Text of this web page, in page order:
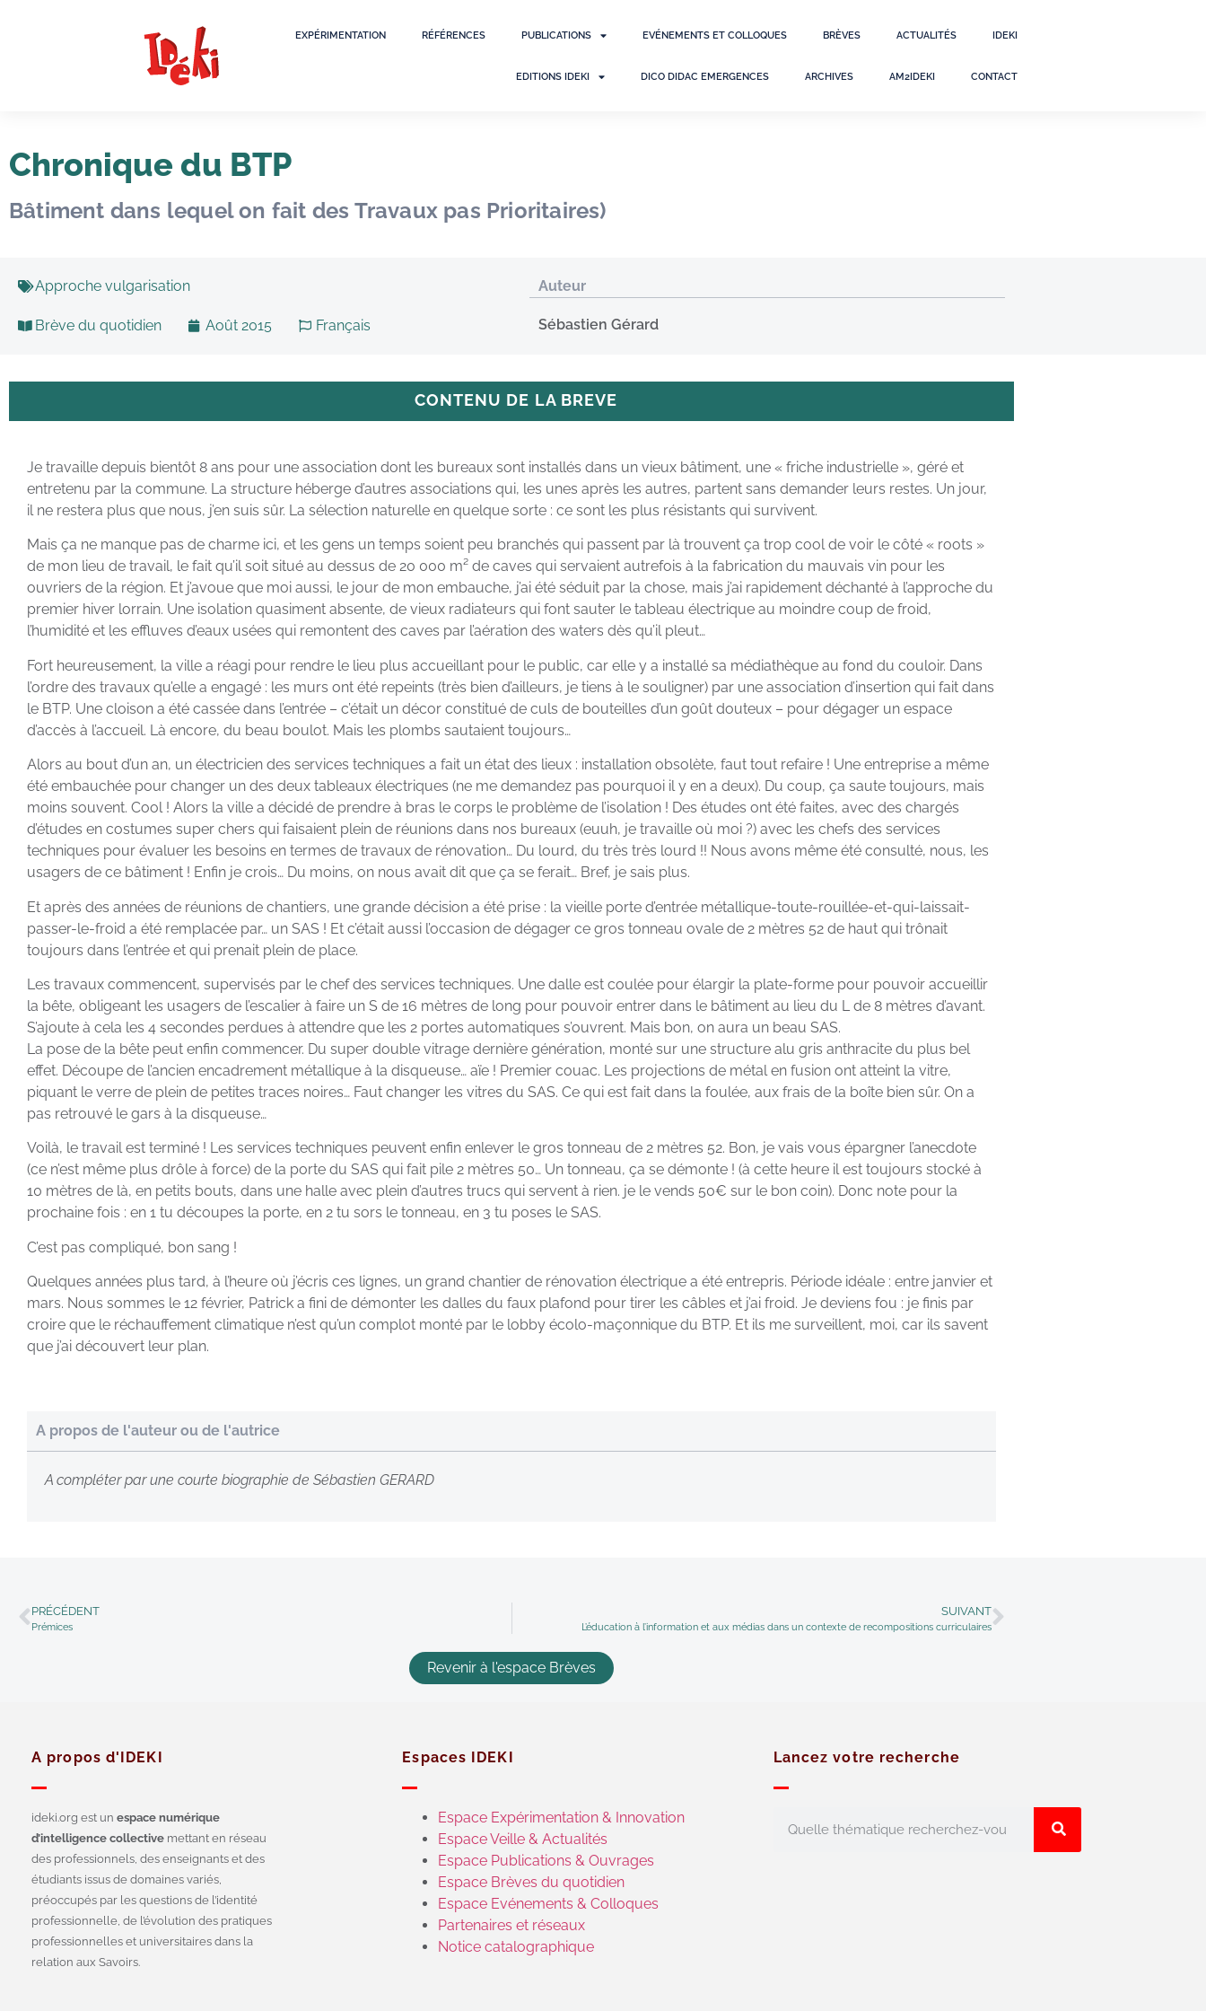
EXPÉRIMENTATION RÉFÉRENCES PUBLICATIONS EVÉNEMENTS ET COLLOQUES BRÈVES ACTUALITÉS IDEKI
EDITIONS IDEKI DICO DIDAC EMERGENCES ARCHIVES AM2IDEKI CONTACT
Chronique du BTP
Bâtiment dans lequel on fait des Travaux pas Prioritaires)
Approche vulgarisation
Brève du quotidien Août 2015 Français
Auteur
Sébastien Gérard
CONTENU DE LA BREVE
Je travaille depuis bientôt 8 ans pour une association dont les bureaux sont installés dans un vieux bâtiment, une « friche industrielle », géré et
entretenu par la commune. La structure héberge d’autres associations qui, les unes après les autres, partent sans demander leurs restes. Un jour,
il ne restera plus que nous, j’en suis sûr. La sélection naturelle en quelque sorte : ce sont les plus résistants qui survivent.
Mais ça ne manque pas de charme ici, et les gens un temps soient peu branchés qui passent par là trouvent ça trop cool de voir le côté « roots »
de mon lieu de travail, le fait qu’il soit situé au dessus de 20 000 m² de caves qui servaient autrefois à la fabrication du mauvais vin pour les
ouvriers de la région. Et j’avoue que moi aussi, le jour de mon embauche, j’ai été séduit par la chose, mais j’ai rapidement déchanté à l’approche du
premier hiver lorrain. Une isolation quasiment absente, de vieux radiateurs qui font sauter le tableau électrique au moindre coup de froid,
l’humidité et les effluves d’eaux usées qui remontent des caves par l’aération des waters dès qu’il pleut…
Fort heureusement, la ville a réagi pour rendre le lieu plus accueillant pour le public, car elle y a installé sa médiathèque au fond du couloir. Dans
l’ordre des travaux qu’elle a engagé : les murs ont été repeints (très bien d’ailleurs, je tiens à le souligner) par une association d’insertion qui fait dans
le BTP. Une cloison a été cassée dans l’entrée – c’était un décor constitué de culs de bouteilles d’un goût douteux – pour dégager un espace
d’accès à l’accueil. Là encore, du beau boulot. Mais les plombs sautaient toujours…
Alors au bout d’un an, un électricien des services techniques a fait un état des lieux : installation obsolète, faut tout refaire ! Une entreprise a même
été embauchée pour changer un des deux tableaux électriques (ne me demandez pas pourquoi il y en a deux). Du coup, ça saute toujours, mais
moins souvent. Cool ! Alors la ville a décidé de prendre à bras le corps le problème de l’isolation ! Des études ont été faites, avec des chargés
d’études en costumes super chers qui faisaient plein de réunions dans nos bureaux (euuh, je travaille où moi ?) avec les chefs des services
techniques pour évaluer les besoins en termes de travaux de rénovation… Du lourd, du très très lourd !! Nous avons même été consulté, nous, les
usagers de ce bâtiment ! Enfin je crois… Du moins, on nous avait dit que ça se ferait… Bref, je sais plus.
Et après des années de réunions de chantiers, une grande décision a été prise : la vieille porte d’entrée métallique-toute-rouillée-et-qui-laissait-
passer-le-froid a été remplacée par… un SAS ! Et c’était aussi l’occasion de dégager ce gros tonneau ovale de 2 mètres 52 de haut qui trônait
toujours dans l’entrée et qui prenait plein de place.
Les travaux commencent, supervisés par le chef des services techniques. Une dalle est coulée pour élargir la plate-forme pour pouvoir accueillir
la bête, obligeant les usagers de l’escalier à faire un S de 16 mètres de long pour pouvoir entrer dans le bâtiment au lieu du L de 8 mètres d’avant.
S’ajoute à cela les 4 secondes perdues à attendre que les 2 portes automatiques s’ouvrent. Mais bon, on aura un beau SAS.
La pose de la bête peut enfin commencer. Du super double vitrage dernière génération, monté sur une structure alu gris anthracite du plus bel
effet. Découpe de l’ancien encadrement métallique à la disqueuse… aïe ! Premier couac. Les projections de métal en fusion ont atteint la vitre,
piquant le verre de plein de petites traces noires… Faut changer les vitres du SAS. Ce qui est fait dans la foulée, aux frais de la boîte bien sûr. On a
pas retrouvé le gars à la disqueuse…
Voilà, le travail est terminé ! Les services techniques peuvent enfin enlever le gros tonneau de 2 mètres 52. Bon, je vais vous épargner l’anecdote
(ce n’est même plus drôle à force) de la porte du SAS qui fait pile 2 mètres 50… Un tonneau, ça se démonte ! (à cette heure il est toujours stocké à
10 mètres de là, en petits bouts, dans une halle avec plein d’autres trucs qui servent à rien. je le vends 50€ sur le bon coin). Donc note pour la
prochaine fois : en 1 tu découpes la porte, en 2 tu sors le tonneau, en 3 tu poses le SAS.
C’est pas compliqué, bon sang !
Quelques années plus tard, à l’heure où j’écris ces lignes, un grand chantier de rénovation électrique a été entrepris. Période idéale : entre janvier et
mars. Nous sommes le 12 février, Patrick a fini de démonter les dalles du faux plafond pour tirer les câbles et j’ai froid. Je deviens fou : je finis par
croire que le réchauffement climatique n’est qu’un complot monté par le lobby écolo-maçonnique du BTP. Et ils me surveillent, moi, car ils savent
que j’ai découvert leur plan.
A propos de l'auteur ou de l'autrice
A compléter par une courte biographie de Sébastien GERARD
PRÉCÉDENT
Prémices
SUIVANT
L’éducation à l’information et aux médias dans un contexte de recompositions curriculaires
Revenir à l'espace Brèves
A propos d'IDEKI
ideki.org est un espace numérique
d’intelligence collective mettant en réseau
des professionnels, des enseignants et des
étudiants issus de domaines variés,
préoccupés par les questions de l’identité
professionnelle, de l’évolution des pratiques
professionnelles et universitaires dans la
relation aux Savoirs.
Espaces IDEKI
Espace Expérimentation & Innovation
Espace Veille & Actualités
Espace Publications & Ouvrages
Espace Brèves du quotidien
Espace Evénements & Colloques
Partenaires et réseaux
Notice catalographique
Lancez votre recherche